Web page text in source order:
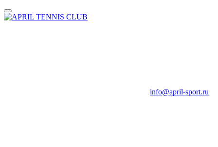
info@april-sport.ru